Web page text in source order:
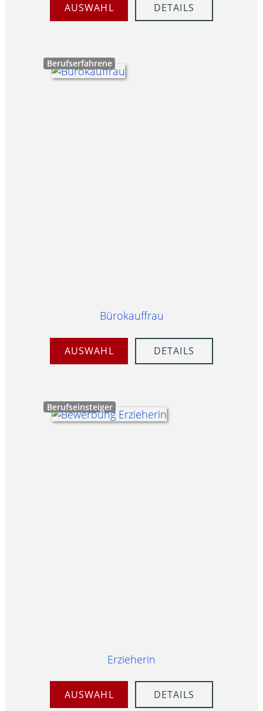
AUSWAHL DETAILS
Berufserfahrene
Bürokauffrau
AUSWAHL DETAILS
Berufseinsteiger
Erzieherin
AUSWAHL DETAILS